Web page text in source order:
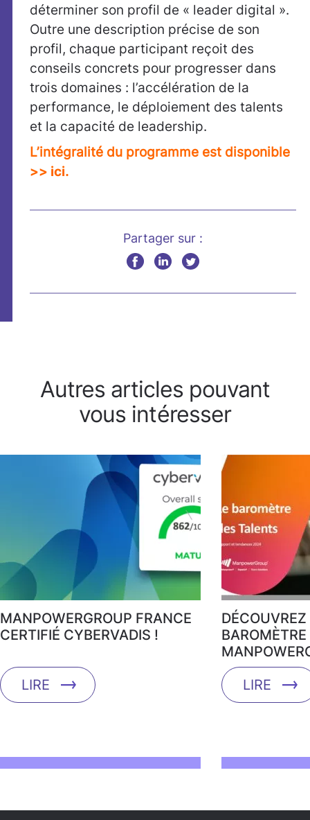
déterminer son profil de « leader digital ».
Outre une description précise de son
profil, chaque participant reçoit des
conseils concrets pour progresser dans
trois domaines : l’accélération de la
performance, le déploiement des talents
et la capacité de leadership.
L’intégralité du programme est disponible
>> ici.
Partager sur :
Autres articles pouvant
vous intéresser
MANPOWERGROUP FRANCE
CERTIFIÉ CYBERVADIS !
LIRE
DÉCOUVREZ
LIRE